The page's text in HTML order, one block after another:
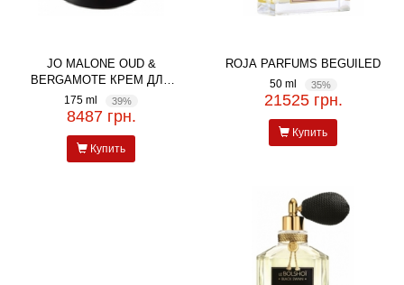
JO MALONE OUD &
BERGAMOTE КРЕМ ДЛЯ
ТЕЛА
175 ml 39%
8487 грн.
Купить
ROJA PARFUMS BEGUILED
50 ml 35%
21525 грн.
Купить